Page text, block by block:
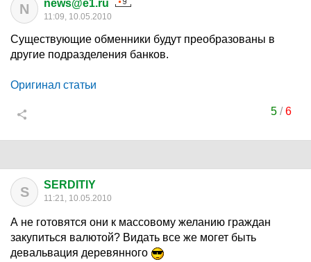
N news@e1.ru
11:09, 10.05.2010
Существующие обменники будут преобразованы в
другие подразделения банков.
Оригинал статьи
5/6
S SERDITIY
11:21, 10.05.2010
А не готовятся они к массовому желанию граждан
закупиться валютой? Видать все же могет быть
девальвация деревянного